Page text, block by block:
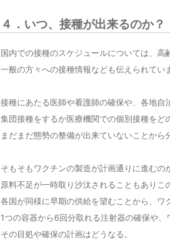
４．いつ、接種が出来るのか？
国内での接種のスケジュールについては、高
一般の方々への接種情報なども伝えられてい
接種にあたる医師や看護師の確保や、各地自
集団接種をするか医療機関での個別接種をど
まだまだ態勢の整備が出来ていないことから
そもそもワクチンの製造が計画通りに進むの
原料不足が一時取り沙汰されることもありこ
各国が同様に早期の供給を望むことから、ワ
1つの容器から6回分取れる注射器の確保や、
その目処や確保の計画はどうなる。